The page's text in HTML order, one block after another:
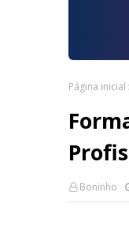
Página inicial
Boninho